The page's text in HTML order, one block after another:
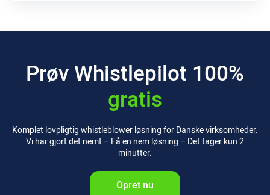
Prøv Whistlepilot 100%
gratis
Komplet lovpligtig whistleblower løsning for Danske virksomheder.
Vi har gjort det nemt – Få en nem løsning – Det tager kun 2
minutter.
Opret nu